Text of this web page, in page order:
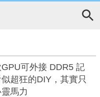
可外接 DDR5 記
超狂的DIY，其實只
馬力